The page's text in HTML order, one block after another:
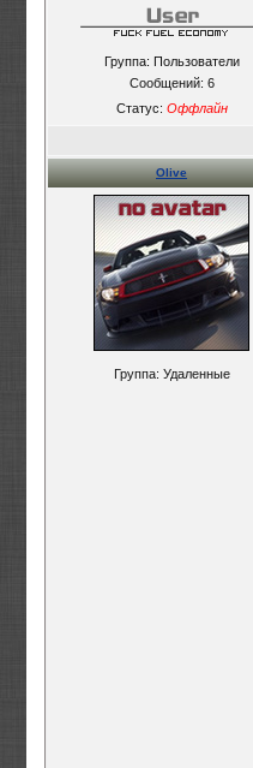
Группа: Пользователи
Сообщений: 6
Статус: Оффлайн
Olive
Группа: Удаленные